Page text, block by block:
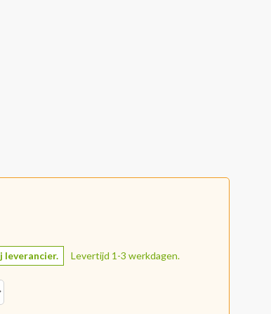
leverancier. Levertijd 1-3 werkdagen.